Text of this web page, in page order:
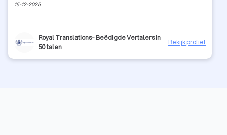
15-12-2025
Royal Translations- Beëdigde Vertalers in
50 talen
Bekijk profiel